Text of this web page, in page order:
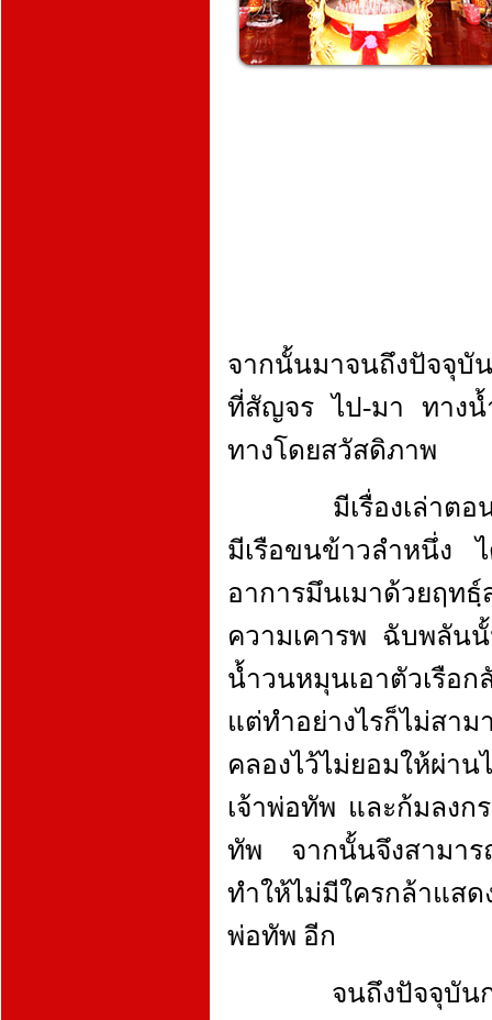
จากนั้นมาจนถึงปัจจุบั
ที่สัญจร ไป-มา ทางน้
ทางโดยสวัสดิภาพ
มีเรื่องเล่าตอน
มีเรือขนข้าวลำหนึ่ง
อาการมึนเมาด้วยฤท
ความเคารพ ฉับพลันนั้
น้ำวนหมุนเอาตัวเรือก
แต่ทำอย่างไรก็ไม่สา
คลองไว้ไม่ยอมให้ผ่า
เจ้าพ่อทัพ และก้มลงก
ทัพ จากนั้นจึงสามาร
ทำให้ไม่มีใครกล้าแสด
พ่อทัพ อีก
จนถึงปัจจุบันการค